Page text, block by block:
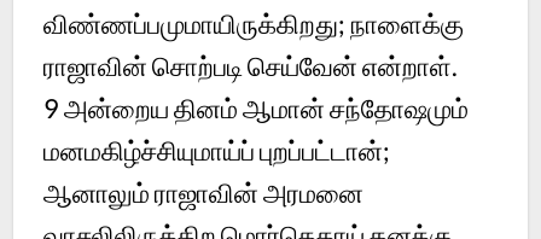
விண்ணப்பமுமாயிருக்கிறது; நாளைக்கு
ராஜாவின் சொற்படி செய்வேன் என்றாள்.
9 அன்றைய தினம் ஆமான் சந்தோஷமும்
மனமகிழ்ச்சியுமாய்ப் புறப்பட்டான்;
ஆனாலும் ராஜாவின் அரமனை